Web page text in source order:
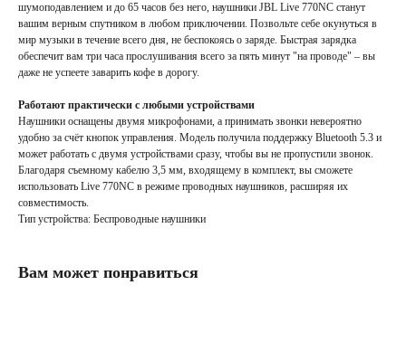
шумоподавлением и до 65 часов без него, наушники JBL Live 770NC станут
вашим верным спутником в любом приключении. Позвольте себе окунуться в
мир музыки в течение всего дня, не беспокоясь о заряде. Быстрая зарядка
обеспечит вам три часа прослушивания всего за пять минут "на проводе" – вы
даже не успеете заварить кофе в дорогу.
Работают практически с любыми устройствами
Наушники оснащены двумя микрофонами, а принимать звонки невероятно
удобно за счёт кнопок управления. Модель получила поддержку Bluetooth 5.3 и
может работать с двумя устройствами сразу, чтобы вы не пропустили звонок.
Благодаря съемному кабелю 3,5 мм, входящему в комплект, вы сможете
использовать Live 770NC в режиме проводных наушников, расширяя их
совместимость.
Тип устройства: Беспроводные наушники
Вам может понравиться